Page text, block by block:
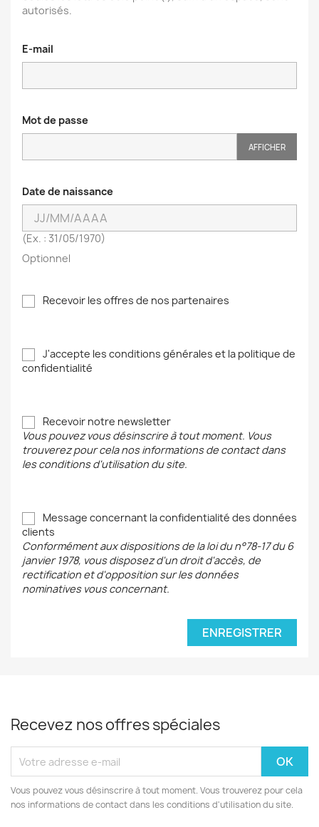
autorisés.
E-mail
Mot de passe
AFFICHER
Date de naissance
(Ex. : 31/05/1970)
Optionnel
Recevoir les offres de nos partenaires
J'accepte les conditions générales et la politique de
confidentialité
Recevoir notre newsletter
Vous pouvez vous désinscrire à tout moment. Vous
trouverez pour cela nos informations de contact dans
les conditions d'utilisation du site.
Message concernant la confidentialité des données
clients
Conformément aux dispositions de la loi du n°78-17 du 6
janvier 1978, vous disposez d'un droit d'accès, de
rectification et d'opposition sur les données
nominatives vous concernant.
ENREGISTRER
Recevez nos offres spéciales
Vous pouvez vous désinscrire à tout moment. Vous trouverez pour cela
nos informations de contact dans les conditions d'utilisation du site.